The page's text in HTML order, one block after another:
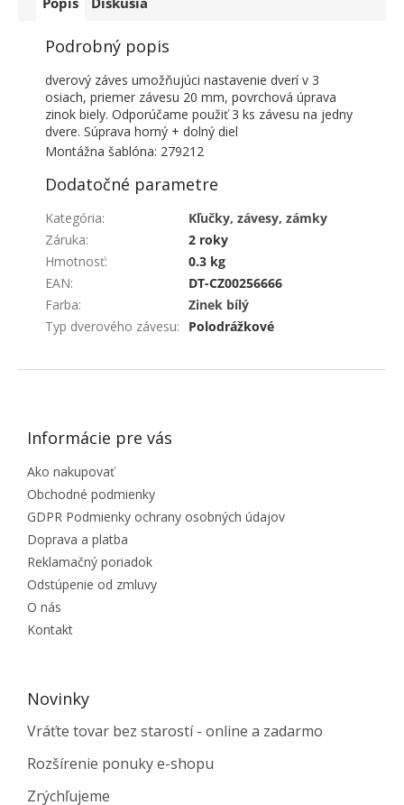
Podrobný popis
dverový záves umožňujúci nastavenie dverí v 3
osiach, priemer závesu 20 mm, povrchová úprava
zinok biely. Odporúčame použiť 3 ks závesu na jedny
dvere. Súprava horný + dolný diel
Montážna šablóna: 279212
Dodatočné parametre
Kategória:
Kľučky, závesy, zámky
Záruka:
2 roky
Hmotnosť:
0.3 kg
EAN:
DT-CZ00256666
Farba:
Zinek bílý
Typ dverového závesu: Polodrážkové
ZÁPÄTIE
Informácie pre vás
Ako nakupovať
Obchodné podmienky
GDPR Podmienky ochrany osobných údajov
Doprava a platba
Reklamačný poriadok
Odstúpenie od zmluvy
O nás
Kontakt
Novinky
Vráťte tovar bez starostí - online a zadarmo
Rozšírenie ponuky e-shopu
Zrýchľujeme